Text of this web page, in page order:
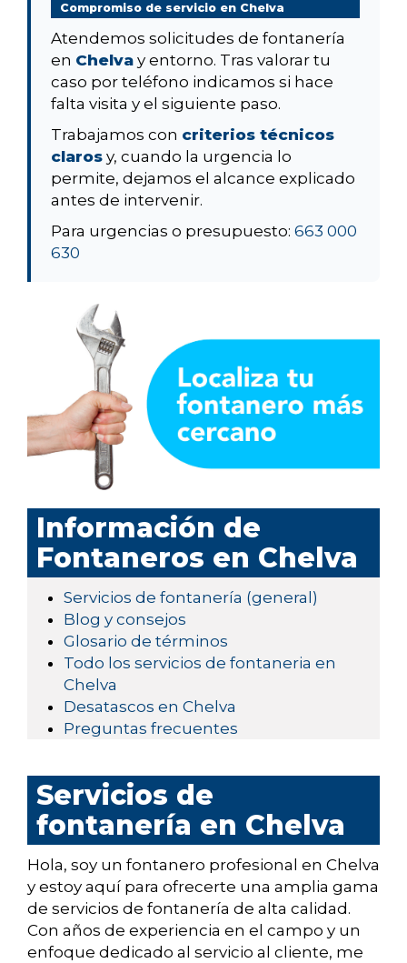
Compromiso de servicio en Chelva
Atendemos solicitudes de fontanería
en Chelva y entorno. Tras valorar tu
caso por teléfono indicamos si hace
falta visita y el siguiente paso.
Trabajamos con criterios técnicos
claros y, cuando la urgencia lo
permite, dejamos el alcance explicado
antes de intervenir.
Para urgencias o presupuesto: 663 000
630
Información de
Fontaneros en Chelva
Servicios de fontanería (general)
Blog y consejos
Glosario de términos
Todo los servicios de fontaneria en
Chelva
Desatascos en Chelva
Preguntas frecuentes
Servicios de
fontanería en Chelva
Hola, soy un fontanero profesional en Chelva
y estoy aquí para ofrecerte una amplia gama
de servicios de fontanería de alta calidad.
Con años de experiencia en el campo y un
enfoque dedicado al servicio al cliente, me